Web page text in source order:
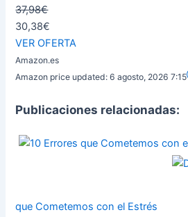
37,98€
30,38€
VER OFERTA
Amazon.es
Amazon price updated:6 agosto, 2026 7:15
Publicaciones relacionadas:
que Cometemos con el Estrés